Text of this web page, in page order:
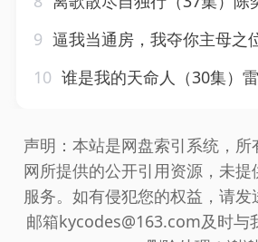
9 逼我当通房，我夺你主母之位＆我以胭脂覆
10 谁是我的天命人（30集）
声明：本站是网盘索引系统，
网所提供的公开引用资源，未
服务。如有侵犯您的权益，请
邮箱kycodes@163.com及时与